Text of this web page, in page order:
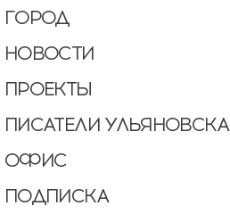
ГОРОД
НОВОСТИ
ПРОЕКТЫ
ПИСАТЕЛИ УЛЬЯНОВСКА
ОФИС
ПОДПИСКА